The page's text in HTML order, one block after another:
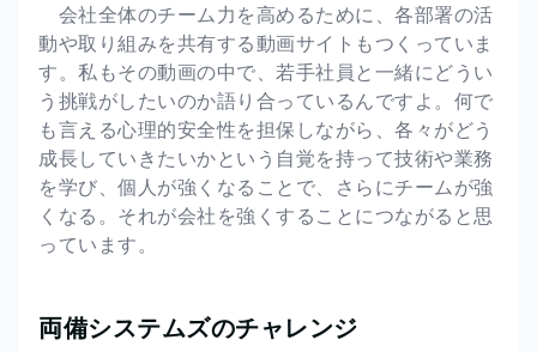
会社全体のチーム力を高めるために、各部署の活
動や取り組みを共有する動画サイトもつくっていま
す。私もその動画の中で、若手社員と一緒にどうい
う挑戦がしたいのか語り合っているんですよ。何で
も言える心理的安全性を担保しながら、各々がどう
成長していきたいかという自覚を持って技術や業務
を学び、個人が強くなることで、さらにチームが強
くなる。それが会社を強くすることにつながると思
っています。
両備システムズのチャレンジ